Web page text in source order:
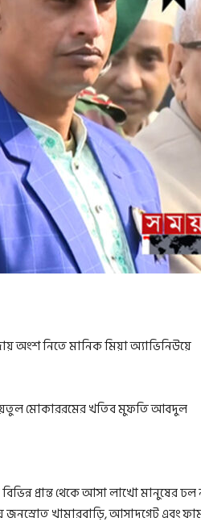
অংশ নিতে মানিক মিয়া অ্যাভিনিউয়ে
মোকাররমের খতিব মুফতি আবদুল
প্রান্ত থেকে আসা লাখো মানুষের ঢল
খামারবাড়ি, আসাদগেট এবং